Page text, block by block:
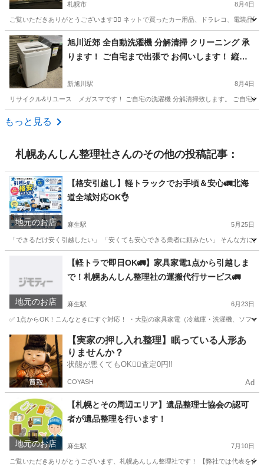
札幌市 8月4日
ご覧いただきありがとうございます🙇‍♂️ ネットで買ったカー用品、ドラレコ、電装品
北海道 札幌市 便利屋 取り付け
旭川近郊 全自動洗濯機 分解清掃 クリーニング 承
ります！ ご自宅まで出張で お伺いします！ 縦型
新旭川駅 8月4日
リサイクル&リユース メガスマです！ ご自宅の洗濯機 分解清掃致します。 ご自宅の
北海道 旭川市
もっと見る
札幌あんしん整理社さんのその他の投稿記事：
地元のお店
【格安引越し】軽トラックでお手頃＆安心🚛北海
道全域対応OK👌
麻生駅 5月25日
「できるだけ安く引越したい」 「安くても安心できる業者に頼みたい」 そんな方
麻生駅 引っ越し 格安
地元のお店
【軽トラで即日OK🚛】家具家電1点から引越しま
で！札幌あんしん整理社の運搬代行サービス🚛
麻生駅 6月23日
✅ 1点からOK！こんなときにすぐ対応！ ・大型の家具家電（冷蔵庫・洗濯機、ソフ
北海道 札幌市 麻生駅 運搬代行 無料
【実家の押し入れ整理】眠っている人形あ
りませんか？
状態が悪くてもOK🙆‍♀️査定0円‼️
COYASH Ad
地元のお店
【札幌とその周辺エリア】遺品整理士協会の認可
者が遺品整理を行います！
麻生駅 7月10日
ご覧いただきありがとうございます、札幌あんしん整理社です！ 【弊社では代表を